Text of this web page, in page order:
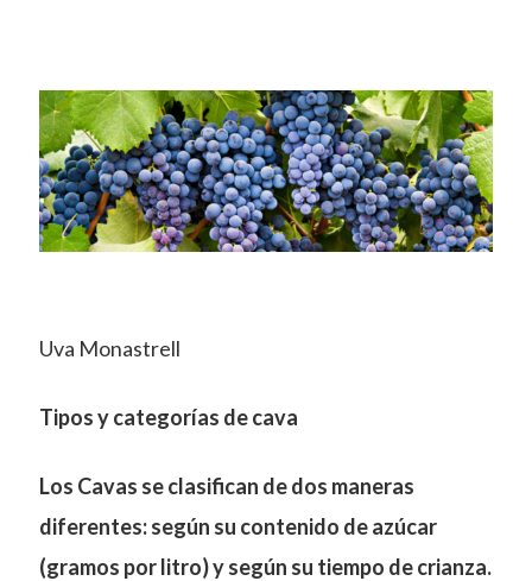
Uva Monastrell
Tipos y categorías de cava
Los Cavas se clasifican de dos maneras
diferentes: según su contenido de azúcar
(gramos por litro) y según su tiempo de crianza.